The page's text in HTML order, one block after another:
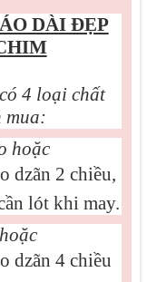
ÁO DÀI ĐẸP
4 loại chất
mua:
hoặc
dzãn 2 chiều,
lót khi may.
dzãn 4 chiều